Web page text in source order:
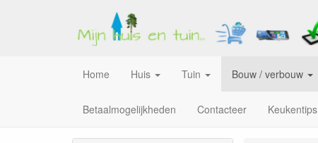
Home Huis Tuin Bouw / verbouw
Betaalmogelijkheden Contacteer Keukentips